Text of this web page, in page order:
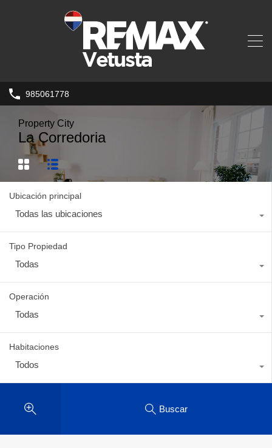
985061778
Property City
La Corredoria
Ubicación principal
Todas las ubicaciones
Tipo Propiedad
Todas
Operación
Todas
Habitaciones
Todos
Buscar